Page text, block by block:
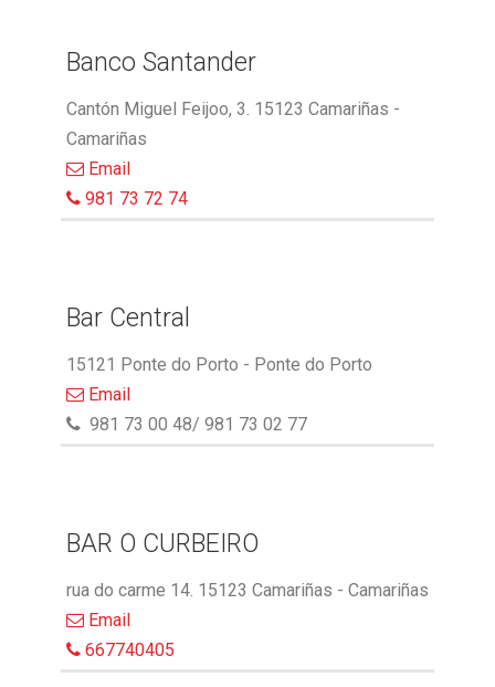
Banco Santander
Cantón Miguel Feijoo, 3. 15123 Camariñas -
Camariñas
Email
981 73 72 74
Bar Central
15121 Ponte do Porto - Ponte do Porto
Email
981 73 00 48/ 981 73 02 77
BAR O CURBEIRO
rua do carme 14. 15123 Camariñas - Camariñas
Email
667740405